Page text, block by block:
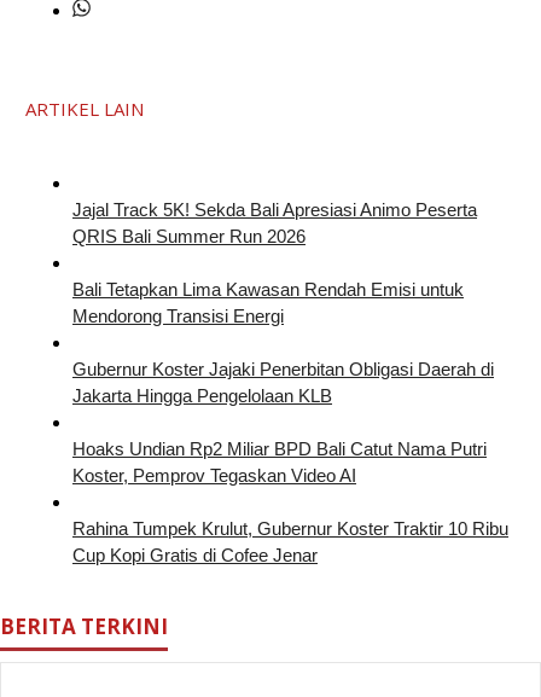
ARTIKEL LAIN
Jajal Track 5K! Sekda Bali Apresiasi Animo Peserta
QRIS Bali Summer Run 2026
Bali Tetapkan Lima Kawasan Rendah Emisi untuk
Mendorong Transisi Energi
Gubernur Koster Jajaki Penerbitan Obligasi Daerah di
Jakarta Hingga Pengelolaan KLB
Hoaks Undian Rp2 Miliar BPD Bali Catut Nama Putri
Koster, Pemprov Tegaskan Video AI
Rahina Tumpek Krulut, Gubernur Koster Traktir 10 Ribu
Cup Kopi Gratis di Cofee Jenar
BERITA TERKINI